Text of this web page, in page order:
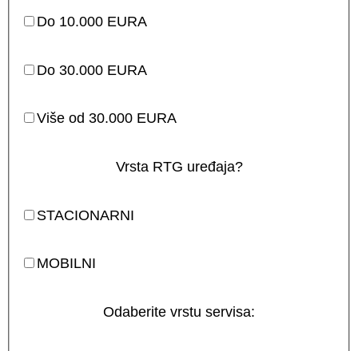
Do 10.000 EURA
Do 30.000 EURA
Više od 30.000 EURA
Vrsta RTG uređaja?
STACIONARNI
MOBILNI
Odaberite vrstu servisa: